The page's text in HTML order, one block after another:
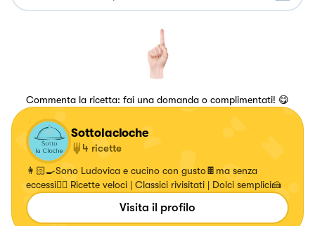
Commenta la ricetta: fai una domanda o complimentati! 😋
Sottolacloche
4 ricette
👩🏻‍🍳Sono Ludovica e cucino con gusto🍫ma senza
eccessi✌🏻 Ricette veloci | Classici rivisitati | Dolci semplici🍰
Visita il profilo